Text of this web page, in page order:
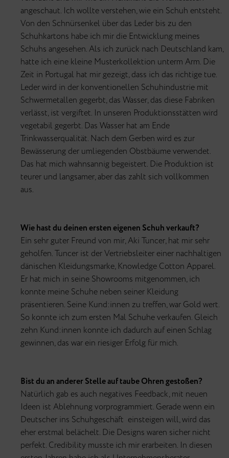
angeschaut. Ich wollte verstehen, wie ein Schuh entsteht.
Von den Schnürsenkel über das Leder bis zu den
Schuhkartons habe ich mir die Entwicklung meines
Schuhs angesehen. Als ich zurück nach Deutschland kam,
hatte ich eine kleine Musterkollektion unterm Arm. Die
Zeit in Portugal hat mir gezeigt, dass ich das richtige tue.
Leder wird in der konventionellen Schuhindustrie mit
Schwermetallen gegerbt, das Wasser, das diese Fabriken
verlässt, ist vergiftet. In unseren Produktionsstätten wird
vegetabil gegerbt. Das Wasser hat am Ende
Trinkwasserqualität. Nach dem Gerben wird es zur
Bewässerung der umliegenden Obstbäume verwendet.
Das hat mich wahnsannig begeistert. Die Produktion ist
teurer und langsamer, aber das zahlt sich vollkommen
aus.
Wie hast du deinen ersten eigenen Schuh verkauft?
Ein sehr guter Freund von mir, Aki Tuncer, hat mir sehr
geholfen. Tuncer ist der Vertriebsleiter einer nachhaltigen
dänischen Kleidungsmarke, Knowledge Cotton Apparel.
Er hat mich in seine Showrooms mitgenommen, ich
konnte meine Schuhe neben seiner Kleidung
präsentieren. Seine Kund:innen zu treffen, war Gold wert.
So konnte ich zum ersten Mal Schuhe verkaufen. Gleich
zehn Kund:innen konnte ich dadurch auf einen Schlag
gewinnen, das war ein riesiger Erfolg für mich.
Bist du an anderer Stelle auf taube Ohren gestoßen?
Natürlich gab es auch negatives Feedback, mit neuen
Ideen ist Ablehnung vorprogrammiert. Gerade wenn ein
Deutscher ins Schuhgeschäft einsteigen will, wird das
eher erstmal belächelt. Die Designs waren sicher nicht
perfekt. Credibility musste ich mir erarbeiten. In diesen